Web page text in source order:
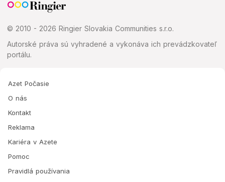
© 2010 - 2026 Ringier Slovakia Communities s.r.o.
Autorské práva sú vyhradené a vykonáva ich prevádzkovateľ
portálu.
Azet Počasie
O nás
Kontakt
Reklama
Kariéra v Azete
Pomoc
Pravidlá používania